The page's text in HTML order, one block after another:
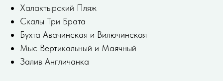
Халактырский Пляж
Скалы Три Брата
Бухта Авачинская и Вилючинская
Мыс Вертикальный и Маячный
Залив Англичанка